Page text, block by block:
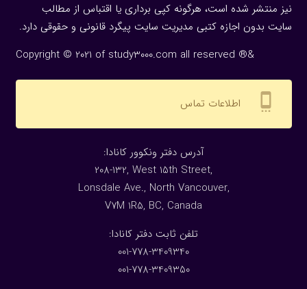
نیز منتشر شده است، هرگونه كپی برداری یا اقتباس از مطالب
سایت بدون اجازه كتبی مدیریت سایت پیگرد قانونی و حقوقی دارد.
Copyright © 2021 of study3000.com all reserved ®&
settings_cell اطلاعات تماس
:آدرس دفتر ونکوور کانادا
208-132, West 15th Street,
Lonsdale Ave., North Vancouver,
V7M 1R5, BC, Canada
:تلفن ثابت دفتر کانادا
001-778-3409340
001-778-3409350